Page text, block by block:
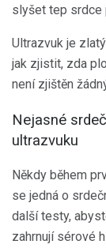
slyšet tep srdce
Ultrazvuk je
jak zjistit, zda
není zjištěn
Nejasné
ultrazvuku
Někdy během
se jedná o
další testy,
zahrnují sérové